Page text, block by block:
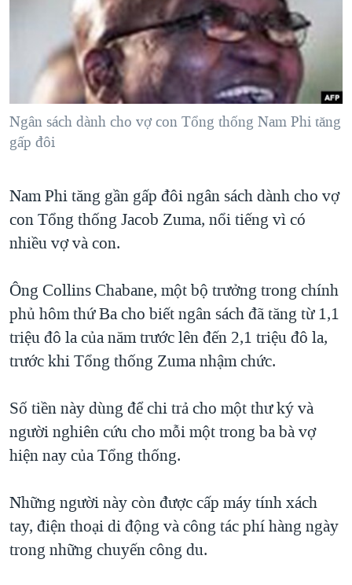
NGƯỜI VIỆT HẢI NGOẠI
ĐỜI SỐNG
KINH TẾ
KHOA HỌC
SỨC KHOẺ
GIÁO DỤC
HÀNH TRÌNH BẦU CỬ 2024
MỘT NĂM CHIẾN TRANH TẠI DẢI GAZA
GIẢI MÃ VÀNH ĐAI & CON ĐƯỜNG
NGÀY TỊ NẠN THẾ GIỚI
TRỊNH VĨNH BÌNH - NGƯỜI HẠ 'BÊN THẮNG CUỘC'
CHI PHÍ CHIẾN TRANH AFGHANISTAN
CÁC GIÁ TRỊ CỘNG HÒA Ở VIỆT NAM
TRỊNH VĨNH BÌNH VS. CHÍNH PHỦ VIỆT NAM
NGƯ DÂN VIỆT VÀ LÀN SÓNG TRỘM HẢI SÂM
BÊN KIA QUỐC LỘ: TIẾNG VỌNG TỪ NÔNG THÔN MỸ
QUAN HỆ VIỆT MỸ
MẠNG XÃ HỘI
Ngân sách dành cho vợ con Tổng thống Nam Phi tăng
gấp đôi
Nam Phi tăng gần gấp đôi ngân sách dành cho vợ
con Tổng thống Jacob Zuma, nổi tiếng vì có
nhiều vợ và con.
Ông Collins Chabane, một bộ trưởng trong chính
phủ hôm thứ Ba cho biết ngân sách đã tăng từ 1,1
triệu đô la của năm trước lên đến 2,1 triệu đô la,
trước khi Tổng thống Zuma nhậm chức.
Số tiền này dùng để chi trả cho một thư ký và
người nghiên cứu cho mỗi một trong ba bà vợ
hiện nay của Tổng thống.
Những người này còn được cấp máy tính xách
tay, điện thoại di động và công tác phí hàng ngày
trong những chuyến công du.